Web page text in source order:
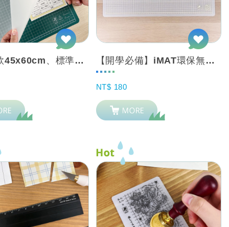
A2加大款45x60cm、標準款40x60cm【iMAT無毒環保抗菌雙層桌墊1.... 【開學必備】iMAT環保無毒2mm 學生專用桌墊 霧透白 網格
NT$ 180